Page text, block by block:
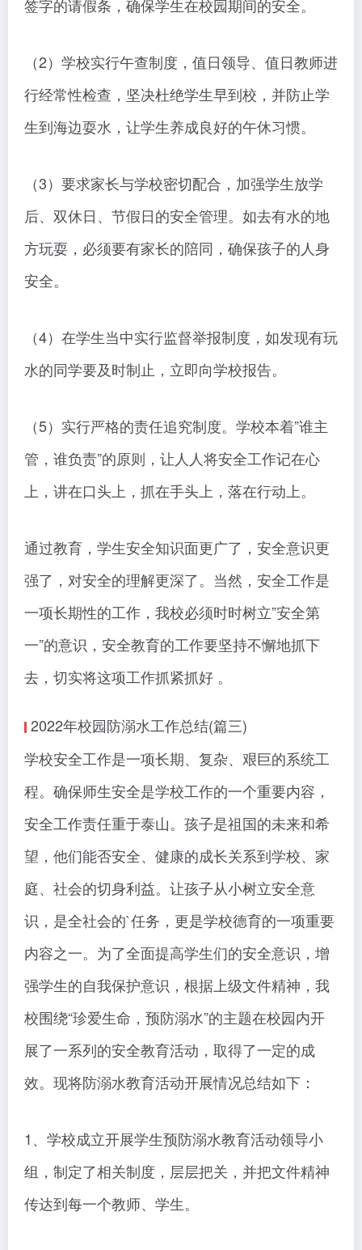
签字的请假条，确保学生在校园期间的安全。
（2）学校实行午查制度，值日领导、值日教师进
行经常性检查，坚决杜绝学生早到校，并防止学
生到海边耍水，让学生养成良好的午休习惯。
（3）要求家长与学校密切配合，加强学生放学
后、双休日、节假日的安全管理。如去有水的地
方玩耍，必须要有家长的陪同，确保孩子的人身
安全。
（4）在学生当中实行监督举报制度，如发现有玩
水的同学要及时制止，立即向学校报告。
（5）实行严格的责任追究制度。学校本着”谁主
管，谁负责”的原则，让人人将安全工作记在心
上，讲在口头上，抓在手头上，落在行动上。
通过教育，学生安全知识面更广了，安全意识更
强了，对安全的理解更深了。当然，安全工作是
一项长期性的工作，我校必须时时树立”安全第
一”的意识，安全教育的工作要坚持不懈地抓下
去，切实将这项工作抓紧抓好 。
2022年校园防溺水工作总结(篇三)
学校安全工作是一项长期、复杂、艰巨的系统工
程。确保师生安全是学校工作的一个重要内容，
安全工作责任重于泰山。孩子是祖国的未来和希
望，他们能否安全、健康的成长关系到学校、家
庭、社会的切身利益。让孩子从小树立安全意
识，是全社会的`任务，更是学校德育的一项重要
内容之一。为了全面提高学生们的安全意识，增
强学生的自我保护意识，根据上级文件精神，我
校围绕“珍爱生命，预防溺水”的主题在校园内开
展了一系列的安全教育活动，取得了一定的成
效。现将防溺水教育活动开展情况总结如下：
1、学校成立开展学生预防溺水教育活动领导小
组，制定了相关制度，层层把关，并把文件精神
传达到每一个教师、学生。